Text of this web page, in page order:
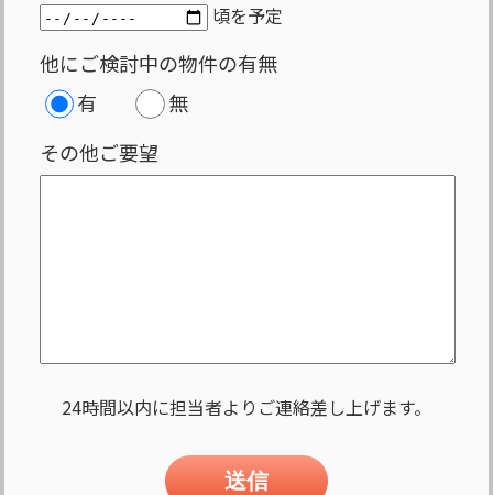
頃を予定
他にご検討中の物件の有無
有
無
その他ご要望
24時間以内に担当者よりご連絡差し上げます。